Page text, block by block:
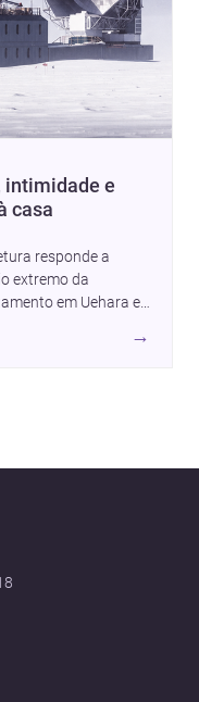
intimidade e
casa
responde a
extremo da
em Uehara e
luz e
→